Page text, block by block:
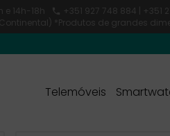
e 14h-18h  +351 927 748 884 | +351
*Produtos de grandes
Telemóveis